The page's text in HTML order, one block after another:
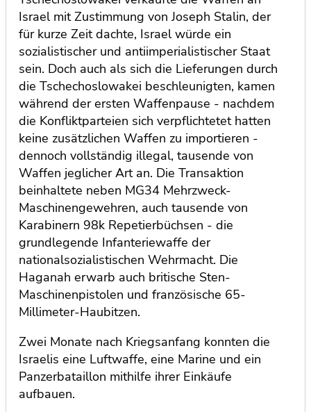
Israel mit Zustimmung von Joseph Stalin, der
für kurze Zeit dachte, Israel würde ein
sozialistischer und antiimperialistischer Staat
sein. Doch auch als sich die Lieferungen durch
die Tschechoslowakei beschleunigten, kamen
während der ersten Waffenpause - nachdem
die Konfliktparteien sich verpflichtetet hatten
keine zusätzlichen Waffen zu importieren -
dennoch vollständig illegal, tausende von
Waffen jeglicher Art an. Die Transaktion
beinhaltete neben MG34 Mehrzweck-
Maschinengewehren, auch tausende von
Karabinern 98k Repetierbüchsen - die
grundlegende Infanteriewaffe der
nationalsozialistischen Wehrmacht. Die
Haganah erwarb auch britische Sten-
Maschinenpistolen und französische 65-
Millimeter-Haubitzen.
Zwei Monate nach Kriegsanfang konnten die
Israelis eine Luftwaffe, eine Marine und ein
Panzerbataillon mithilfe ihrer Einkäufe
aufbauen.